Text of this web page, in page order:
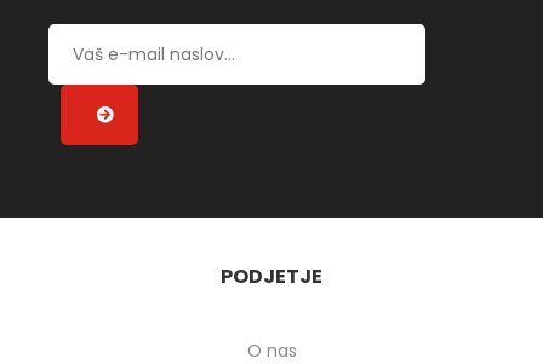
PODJETJE
O nas